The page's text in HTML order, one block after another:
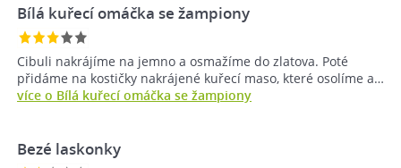
Bílá kuřecí omáčka se žampiony
Cibuli nakrájíme na jemno a osmažíme do zlatova. Poté
přidáme na kostičky nakrájené kuřecí maso, které osolíme a…
více o Bílá kuřecí omáčka se žampiony
Bezé laskonky